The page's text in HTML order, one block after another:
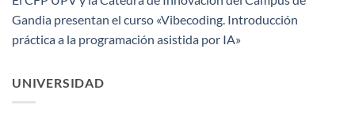
Gandia presentan el curso «Vibecoding. Introducción
práctica a la programación asistida por IA»
UNIVERSIDAD